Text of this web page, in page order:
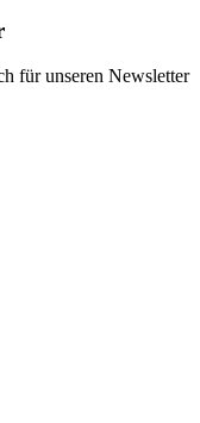
für unseren Newsletter